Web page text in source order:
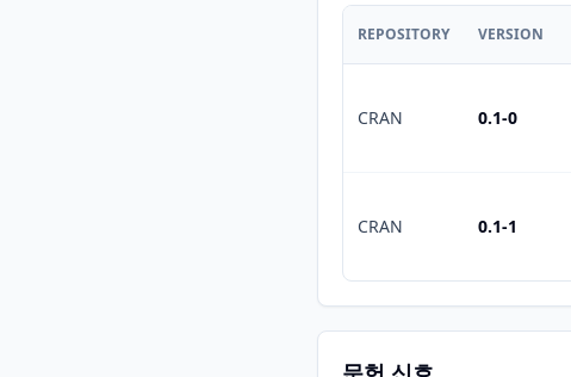
REPOSITORY VERSION
CRAN 0.1-0
CRAN 0.1-1